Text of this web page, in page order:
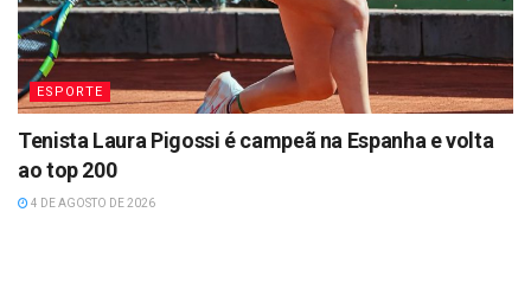
ESPORTE
Tenista Laura Pigossi é campeã na Espanha e volta
ao top 200
4 DE AGOSTO DE 2026